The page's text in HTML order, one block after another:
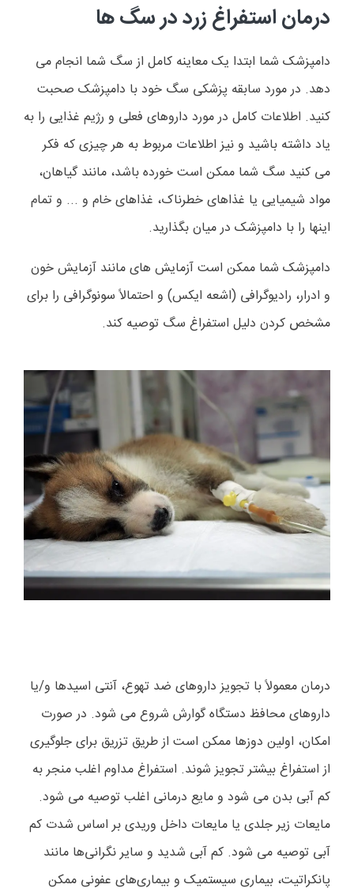
درمان استفراغ زرد در سگ ها
دامپزشک شما ابتدا یک معاینه کامل از سگ شما انجام می
دهد. در مورد سابقه پزشکی سگ خود با دامپزشک صحبت
کنید. اطلاعات کامل در مورد داروهای فعلی و رژیم غذایی را به
یاد داشته باشید و نیز اطلاعات مربوط به هر چیزی که فکر
می کنید سگ شما ممکن است خورده باشد، مانند گیاهان،
مواد شیمیایی یا غذاهای خطرناک، غذاهای خام و ... و تمام
اینها را با دامپزشک در میان بگذارید.
دامپزشک شما ممکن است آزمایش های مانند آزمایش خون
و ادرار، رادیوگرافی (اشعه ایکس) و احتمالاً سونوگرافی را برای
مشخص کردن دلیل استفراغ سگ توصیه کند.
درمان معمولاً با تجویز داروهای ضد تهوع، آنتی اسیدها و/یا
داروهای محافظ دستگاه گوارش شروع می شود. در صورت
امکان، اولین دوزها ممکن است از طریق تزریق برای جلوگیری
از استفراغ بیشتر تجویز شوند. استفراغ مداوم اغلب منجر به
کم آبی بدن می شود و مایع درمانی اغلب توصیه می شود.
مایعات زیر جلدی یا مایعات داخل وریدی بر اساس شدت کم
آبی توصیه می شود. کم آبی شدید و سایر نگرانی‌ها مانند
پانکراتیت، بیماری سیستمیک و بیماری‌های عفونی ممکن